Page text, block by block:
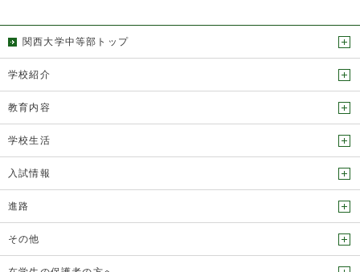
関西大学中等部トップ
学校紹介
教育内容
学校生活
入試情報
進路
その他